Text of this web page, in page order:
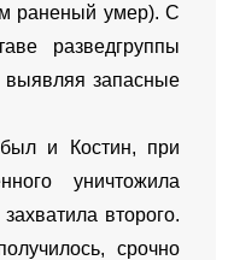
раненый умер). С
разведгруппы
выявляя запасные
и Костин, при
уничтожила
второго.
срочно